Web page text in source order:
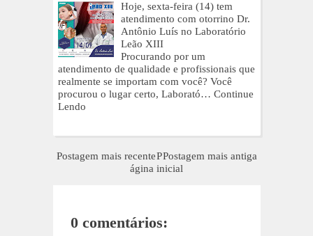
Hoje, sexta-feira (14) tem
atendimento com otorrino Dr.
Antônio Luís no Laboratório
Leão XIII
Procurando por um
atendimento de qualidade e profissionais que
realmente se importam com você? Você
procurou o lugar certo, Laborató… Continue
Lendo
Postagem mais recente Postagem mais antiga
P
ágina inicial
0 comentários: